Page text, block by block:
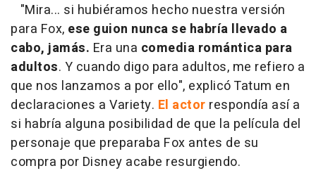
"Mira... si hubiéramos hecho nuestra versión
para Fox, ese guion nunca se habría llevado a
cabo, jamás. Era una comedia romántica para
adultos. Y cuando digo para adultos, me refiero a
que nos lanzamos a por ello", explicó Tatum en
declaraciones a Variety. El actor respondía así a
si habría alguna posibilidad de que la película del
personaje que preparaba Fox antes de su
compra por Disney acabe resurgiendo.